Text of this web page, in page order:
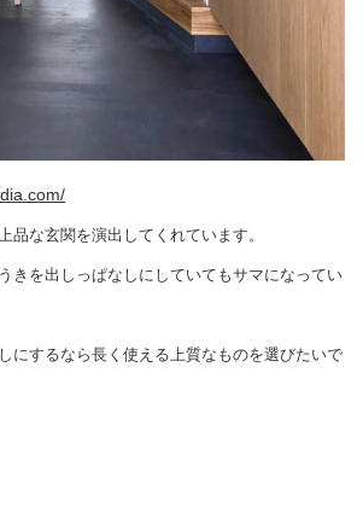
品な玄関を演出してくれています。
きを出しっぱなしにしていてもサマになってい
にするなら長く使える上質なものを選びたいで